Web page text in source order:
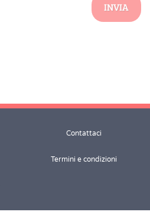
INVIA
Contattaci
Termini e condizioni